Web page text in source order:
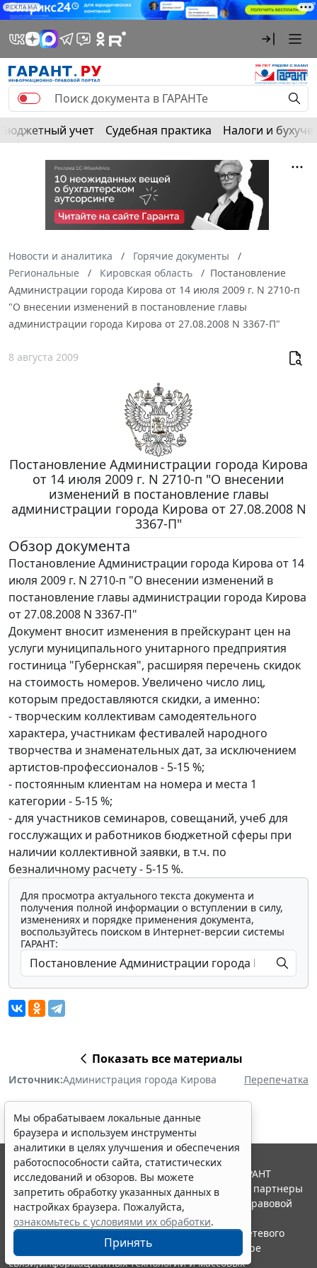
РЕКЛАМА
Бюджетный учет Судебная практика Налоги и
Новости и аналитика
Горячие документы
Региональные
Кировская область
Постановление
Администрации города Кирова от 14 июля 2009 г. N 2710-п
"О внесении изменений в постановление главы
администрации города Кирова от 27.08.2008 N 3367-П"
8 августа 2009
Постановление Администрации города Кирова
от 14 июля 2009 г. N 2710-п "О внесении
изменений в постановление главы
администрации города Кирова от 27.08.2008 N
3367-П"
Обзор документа
Постановление Администрации города Кирова от 14
июля 2009 г. N 2710-п "О внесении изменений в
постановление главы администрации города Кирова
от 27.08.2008 N 3367-П"
Документ вносит изменения в прейскурант цен на
услуги муниципального унитарного предприятия
гостиница "Губернская", расширяя перечень скидок
на стоимость номеров. Увеличено число лиц,
которым предоставляются скидки, а именно:
- творческим коллективам самодеятельного
характера, участникам фестивалей народного
творчества и знаменательных дат, за исключением
артистов-профессионалов - 5-15 %;
- постоянным клиентам на номера и места 1
категории - 5-15 %;
- для участников семинаров, совещаний, учеб для
госслужащих и работников бюджетной сферы при
наличии коллективной заявки, в т.ч. по
безналичному расчету - 5-15 %.
Для просмотра актуального текста документа и
получения полной информации о вступлении в силу,
изменениях и порядке применения документа,
воспользуйтесь поиском в Интернет-версии системы
ГАРАНТ:
Показать все материалы
Источник:Администрация города Кирова Перепечатка
Мы обрабатываем локальные данные
браузера и используем инструменты
аналитики в целях улучшения и обеспечения
работоспособности сайта, статистических
исследований и обзоров. Вы можете
запретить обработку указанных данных в
настройках браузера. Пожалуйста,
ознакомьтесь с условиями их обработки.
Принять
© ООО "НПП "ГАРАНТ-СЕРВИС", 2026. Система ГАРАНТ
выпускается с 1990 года. Компания "Гарант" и ее партнеры
являются участниками Российской ассоциации правовой
информации ГАРАНТ.
Портал ГАРАНТ.РУ зарегистрирован в качестве сетевого
издания Федеральной службой по надзору в сфере
связи,информационных технологий и массовых